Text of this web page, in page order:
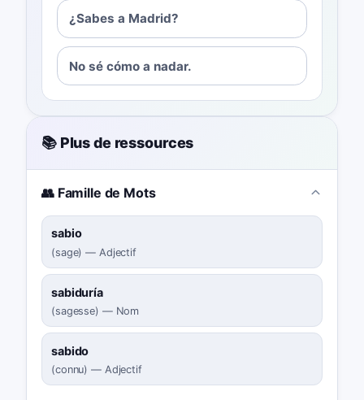
¿Sabes a Madrid?
No sé cómo a nadar.
📚 Plus de ressources
👥 Famille de Mots
sabio
(sage) — Adjectif
sabiduría
(sagesse) — Nom
sabido
(connu) — Adjectif